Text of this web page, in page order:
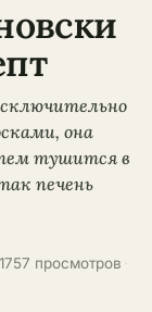
она
тушится в
печень
1757 просмотров